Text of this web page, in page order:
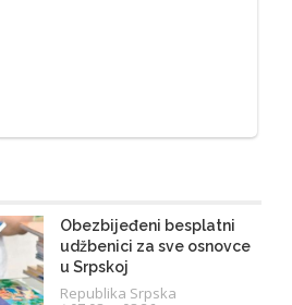
Obezbijeđeni besplatni
udžbenici za sve osnovce
u Srpskoj
Republika Srpska